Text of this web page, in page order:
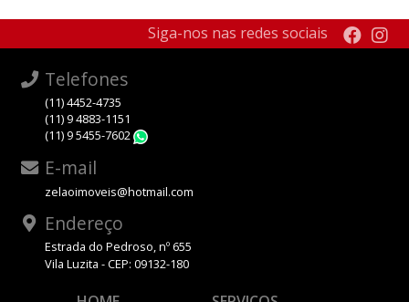
Siga-nos nas redes sociais
Telefones
(11) 4452-4735
(11) 9 4883-1151
(11) 9 5455-7602
E-mail
zelaoimoveis@hotmail.com
Endereço
Estrada do Pedroso, nº 655
Vila Luzita - CEP: 09132-180